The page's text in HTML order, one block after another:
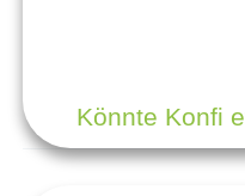
Könnte Konfi